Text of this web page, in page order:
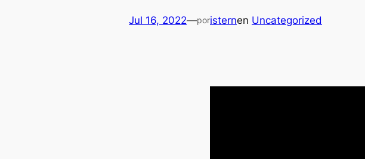
Jul 16, 2022—poristernen Uncategorized